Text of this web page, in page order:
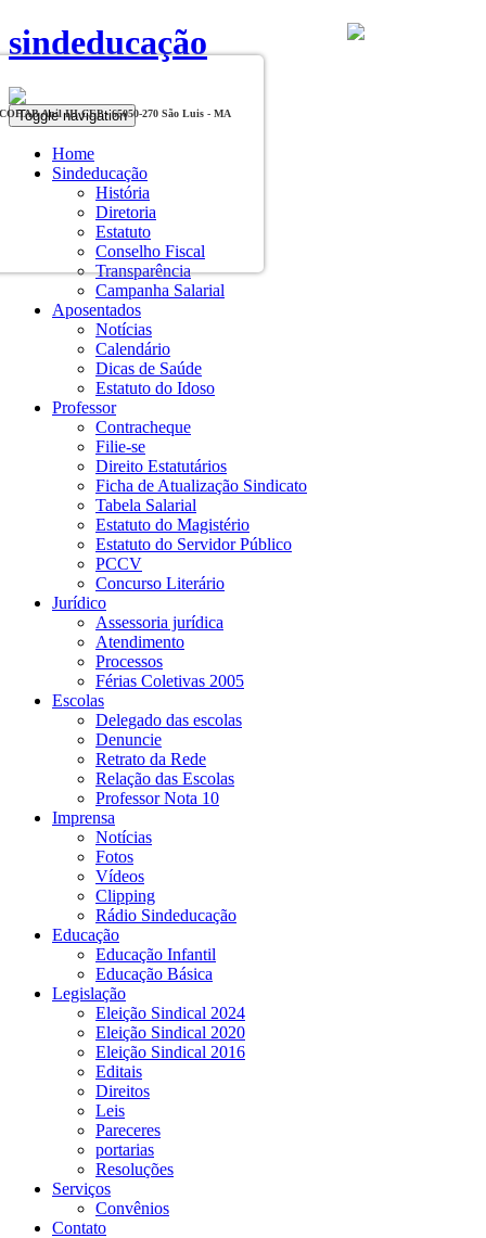
sindeducação
Toggle navigation
Home
Sindeducação
História
Diretoria
Estatuto
Conselho Fiscal
Transparência
Campanha Salarial
Aposentados
Notícias
Calendário
Dicas de Saúde
Estatuto do Idoso
Professor
Contracheque
Filie-se
Direito Estatutários
Ficha de Atualização Sindicato
Tabela Salarial
Estatuto do Magistério
Estatuto do Servidor Público
PCCV
Concurso Literário
Jurídico
Assessoria jurídica
Atendimento
Processos
Férias Coletivas 2005
Escolas
Delegado das escolas
Denuncie
Retrato da Rede
Relação das Escolas
Professor Nota 10
Imprensa
Notícias
Fotos
Vídeos
Clipping
Rádio Sindeducação
Educação
Educação Infantil
Educação Básica
Legislação
Eleição Sindical 2024
Eleição Sindical 2020
Eleição Sindical 2016
Editais
Direitos
Leis
Pareceres
portarias
Resoluções
Serviços
Convênios
Contato
COHAB Anil III CEP - 65050-270 São Luis - MA